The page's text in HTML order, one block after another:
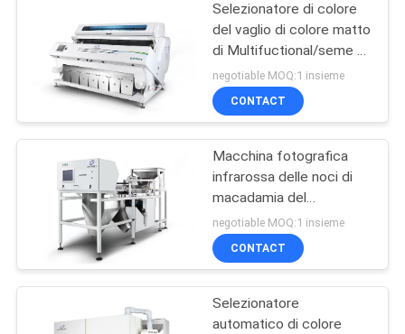
Vaglio infrarosso
Selezionatore di
colore di cereale
Selezionatore di colore
del vaglio di colore matto
di Multifuctional/seme di
zucca
negotiable MOQ:1 insieme
CONTACT
Macchina fotografica
infrarossa delle noci di
macadamia del
selezionatore intelligente
di colore per la
separazione accurata
negotiable MOQ:1 insieme
CONTACT
Selezionatore
automatico di colore